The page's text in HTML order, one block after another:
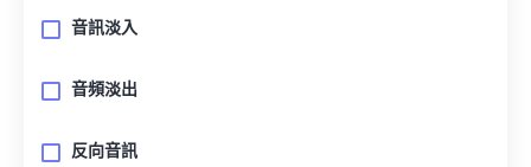
音訊淡入
音頻淡出
反向音訊